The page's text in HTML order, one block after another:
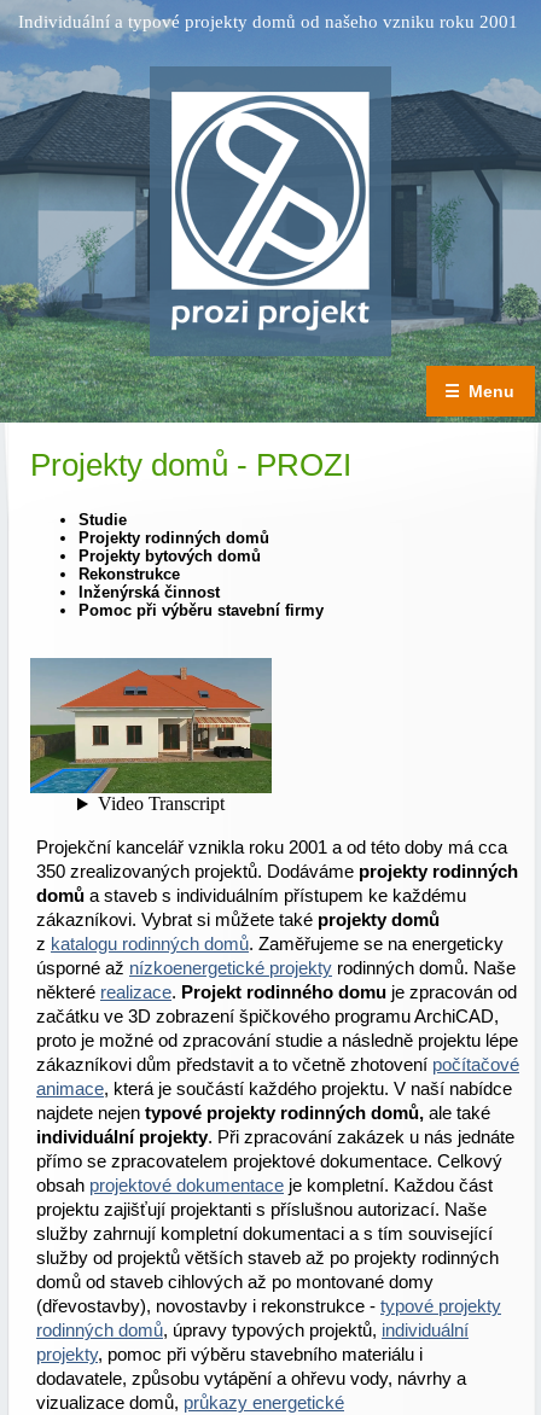
Individuální a typové projekty domů od našeho vzniku roku 2001
☰ Menu
Projekty domů - PROZI
Studie
Projekty rodinných domů
Projekty bytových domů
Rekonstrukce
Inženýrská činnost
Pomoc při výběru stavební firmy
Projekční kancelář vznikla roku 2001 a od této doby má cca
350 zrealizovaných projektů. Dodáváme projekty rodinných
domů a staveb s individuálním přístupem ke každému
zákazníkovi. Vybrat si můžete také projekty domů
z katalogu rodinných domů. Zaměřujeme se na energeticky
úsporné až nízkoenergetické projekty rodinných domů. Naše
některé realizace. Projekt rodinného domu je zpracován od
začátku ve 3D zobrazení špičkového programu ArchiCAD,
proto je možné od zpracování studie a následně projektu lépe
zákazníkovi dům představit a to včetně zhotovení počítačové
animace, která je součástí každého projektu. V naší nabídce
najdete nejen typové projekty rodinných domů, ale také
individuální projekty. Při zpracování zakázek u nás jednáte
přímo se zpracovatelem projektové dokumentace. Celkový
obsah projektové dokumentace je kompletní. Každou část
projektu zajišťují projektanti s příslušnou autorizací. Naše
služby zahrnují kompletní dokumentaci a s tím související
služby od projektů větších staveb až po projekty rodinných
domů od staveb cihlových až po montované domy
(dřevostavby), novostavby i rekonstrukce - typové projekty
rodinných domů, úpravy typových projektů, individuální
projekty, pomoc při výběru stavebního materiálu i
dodavatele, způsobu vytápění a ohřevu vody, návrhy a
vizualizace domů, průkazy energetické